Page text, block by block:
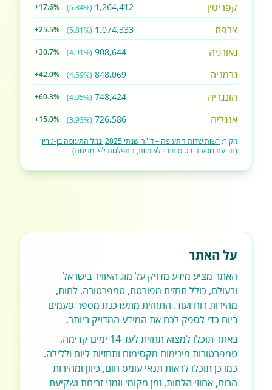
קפריסין 1,264,412
(6.84%)
+17.6%
צרפת 1,074,333
(5.81%)
+25.5%
גאורגיה 908,644
(4.91%)
+30.7%
גרמניה 848,069
(4.59%)
+42.0%
הונגריה 748,424
(4.05%)
+60.3%
אנגליה 726,586
(3.93%)
+15.0%
מקור: רשות שדות התעופה – דו"ח שנתי 2025, נמל התעופה בן-גוריון
(תנועת נוסעים בטיסות בינלאומיות, התפלגות לפי מדינות)
על האתר
האתר מציע מידע מדויק על מזג האוויר בישראל
ובעולם, כולל תחזית מפורטת, טמפרטורה, לחות,
מהירות רוח ועוד. התחזית מתעדכנת מספר פעמים
ביום כדי לספק לכם את המידע המדויק ביותר.
באתר תוכלו למצוא תחזית לעד 14 ימים קדימה,
טמפרטורות מינימום מקסימום ותחזיות ליום וללילה.
כמו כן תוכלו לראות תנאי עומס חום, כיוון ומהירות
הרוח, אחוזי הלחות, זמן מקומי וזמני זריחת ושקיעת